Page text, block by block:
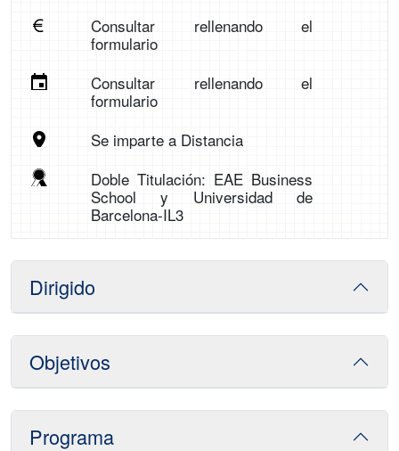
Consultar rellenando el
formulario
Consultar rellenando el
formulario
Se imparte a Distancia
Doble Titulación: EAE Business
School y Universidad de
Barcelona-IL3
Dirigido
Objetivos
Programa